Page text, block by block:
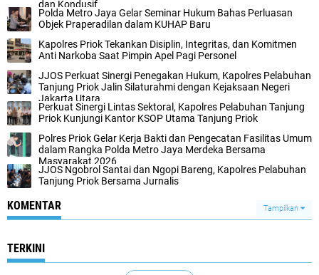
dan Kondusif
Polda Metro Jaya Gelar Seminar Hukum Bahas Perluasan
Objek Praperadilan dalam KUHAP Baru
Kapolres Priok Tekankan Disiplin, Integritas, dan Komitmen
Anti Narkoba Saat Pimpin Apel Pagi Personel
JJOS Perkuat Sinergi Penegakan Hukum, Kapolres Pelabuhan
Tanjung Priok Jalin Silaturahmi dengan Kejaksaan Negeri
Jakarta Utara
Perkuat Sinergi Lintas Sektoral, Kapolres Pelabuhan Tanjung
Priok Kunjungi Kantor KSOP Utama Tanjung Priok
Polres Priok Gelar Kerja Bakti dan Pengecatan Fasilitas Umum
dalam Rangka Polda Metro Jaya Merdeka Bersama
Masyarakat 2026
JJOS Ngobrol Santai dan Ngopi Bareng, Kapolres Pelabuhan
Tanjung Priok Bersama Jurnalis
KOMENTAR Tampilkan
TERKINI